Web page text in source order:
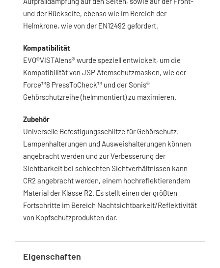
und der Rückseite, ebenso wie im Bereich der
Helmkrone, wie von der EN12492 gefordert.
Kompatibilität
EVO®VISTAlens® wurde speziell entwickelt, um die
Kompatibilität von JSP Atemschutzmasken, wie der
Force™8 PressToCheck™ und der Sonis®
Gehörschutzreihe (helmmontiert) zu maximieren.
Zubehör
Universelle Befestigungsschlitze für Gehörschutz.
Lampenhalterungen und Ausweishalterungen können
angebracht werden und zur Verbesserung der
Sichtbarkeit bei schlechten Sichtverhältnissen kann
CR2 angebracht werden, einem hochreflektierendem
Material der Klasse R2. Es stellt einen der größten
Fortschritte im Bereich Nachtsichtbarkeit/Reflektivität
von Kopfschutzprodukten dar.
Eigenschaften